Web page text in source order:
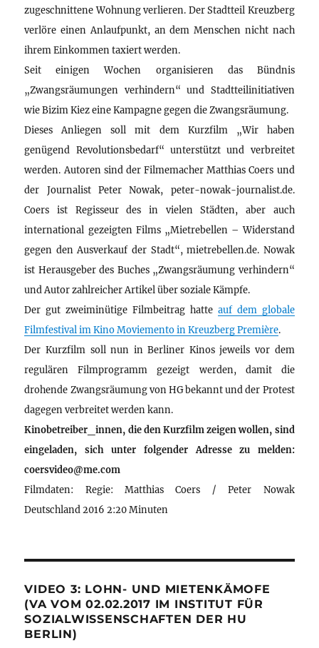
zugeschnittene Wohnung verlieren. Der Stadtteil Kreuzberg
verlöre einen Anlaufpunkt, an dem Menschen nicht nach
ihrem Einkommen taxiert werden.
Seit einigen Wochen organisieren das Bündnis
„Zwangsräumungen verhindern“ und Stadtteilinitiativen
wie Bizim Kiez eine Kampagne gegen die Zwangsräumung.
Dieses Anliegen soll mit dem Kurzfilm „Wir haben
genügend Revolutionsbedarf“ unterstützt und verbreitet
werden. Autoren sind der Filmemacher Matthias Coers und
der Journalist Peter Nowak, peter-nowak-journalist.de.
Coers ist Regisseur des in vielen Städten, aber auch
international gezeigten Films „Mietrebellen – Widerstand
gegen den Ausverkauf der Stadt“, mietrebellen.de. Nowak
ist Herausgeber des Buches „Zwangsräumung verhindern“
und Autor zahlreicher Artikel über soziale Kämpfe.
Der gut zweiminütige Filmbeitrag hatte auf dem globale
Filmfestival im Kino Moviemento in Kreuzberg Première.
Der Kurzfilm soll nun in Berliner Kinos jeweils vor dem
regulären Filmprogramm gezeigt werden, damit die
drohende Zwangsräumung von HG bekannt und der Protest
dagegen verbreitet werden kann.
Kinobetreiber_innen, die den Kurzfilm zeigen wollen, sind
eingeladen, sich unter folgender Adresse zu melden:
coersvideo@me.com
Filmdaten: Regie: Matthias Coers / Peter Nowak
Deutschland 2016 2:20 Minuten
VIDEO 3: LOHN- UND MIETENKÄMOFE
(VA VOM 02.02.2017 IM INSTITUT FÜR
SOZIALWISSENSCHAFTEN DER HU
BERLIN)